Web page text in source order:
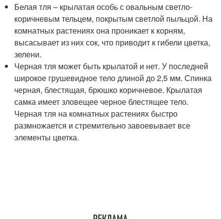
Белая тля – крылатая особь с овальным светло-
коричневым тельцем, покрытым светлой пыльцой. На
комнатных растениях она проникает к корням,
высасывает из них сок, что приводит к гибели цветка,
зелени.
Черная тля может быть крылатой и нет. У последней
широкое грушевидное тело длиной до 2,5 мм. Спинка
черная, блестящая, брюшко коричневое. Крылатая
самка имеет зловещее черное блестящее тело.
Черная тля на комнатных растениях быстро
размножается и стремительно завоевывает все
элементы цветка.